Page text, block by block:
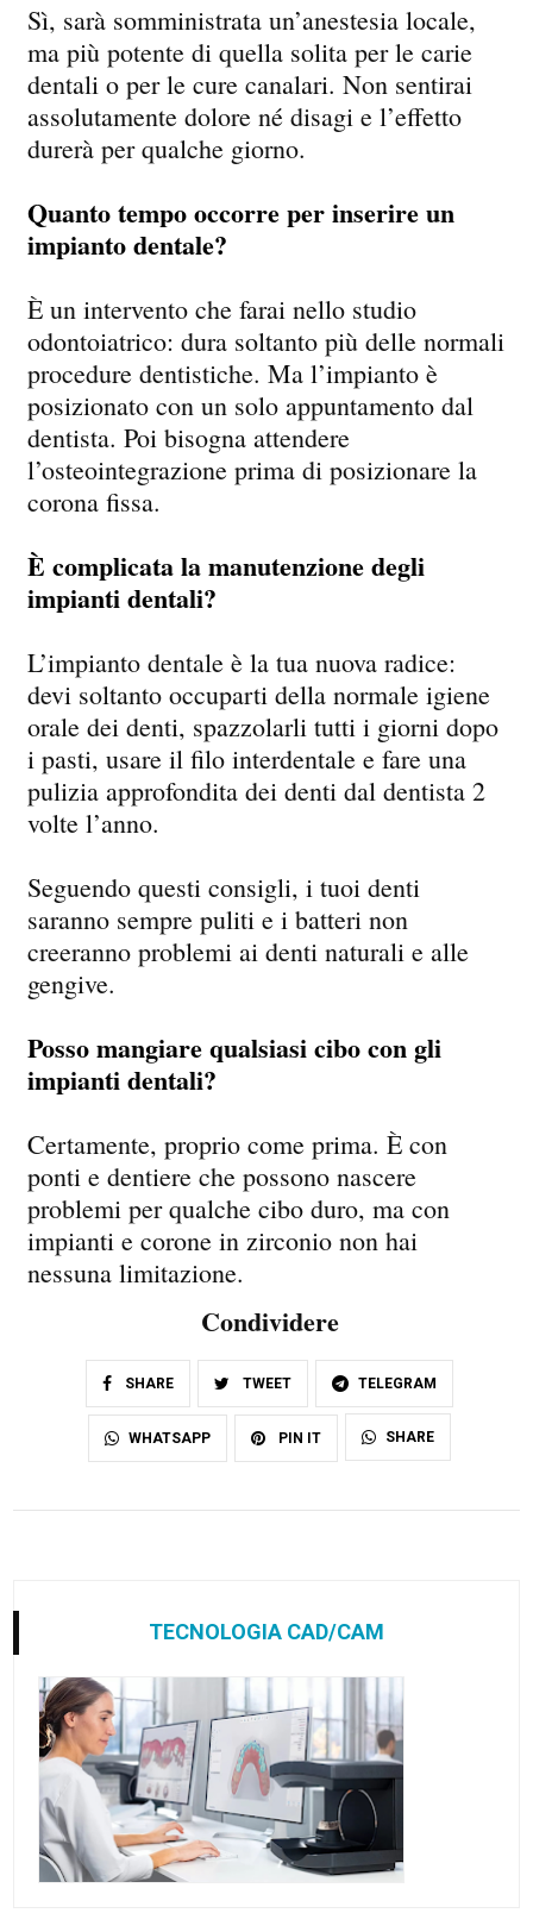
Sì, sarà somministrata un’anestesia locale,
ma più potente di quella solita per le carie
dentali o per le cure canalari. Non sentirai
assolutamente dolore né disagi e l’effetto
durerà per qualche giorno.
Quanto tempo occorre per inserire un
impianto dentale?
È un intervento che farai nello studio
odontoiatrico: dura soltanto più delle normali
procedure dentistiche. Ma l’impianto è
posizionato con un solo appuntamento dal
dentista. Poi bisogna attendere
l’osteointegrazione prima di posizionare la
corona fissa.
È complicata la manutenzione degli
impianti dentali?
L’impianto dentale è la tua nuova radice:
devi soltanto occuparti della normale igiene
orale dei denti, spazzolarli tutti i giorni dopo
i pasti, usare il filo interdentale e fare una
pulizia approfondita dei denti dal dentista 2
volte l’anno.
Seguendo questi consigli, i tuoi denti
saranno sempre puliti e i batteri non
creeranno problemi ai denti naturali e alle
gengive.
Posso mangiare qualsiasi cibo con gli
impianti dentali?
Certamente, proprio come prima. È con
ponti e dentiere che possono nascere
problemi per qualche cibo duro, ma con
impianti e corone in zirconio non hai
nessuna limitazione.
Condividere
SHARE TWEET TELEGRAM
WHATSAPP PIN IT SHARE
TECNOLOGIA CAD/CAM